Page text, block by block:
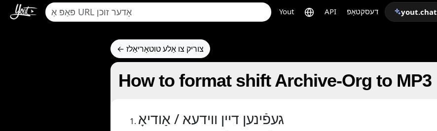
Yout API דעסקטאָפּ yout.chat
← צוריק צו אַלע טוטאָריאַלז
How to format shift Archive-Org to MP3
געפֿינען דיין ווידעא / אַודיאָ